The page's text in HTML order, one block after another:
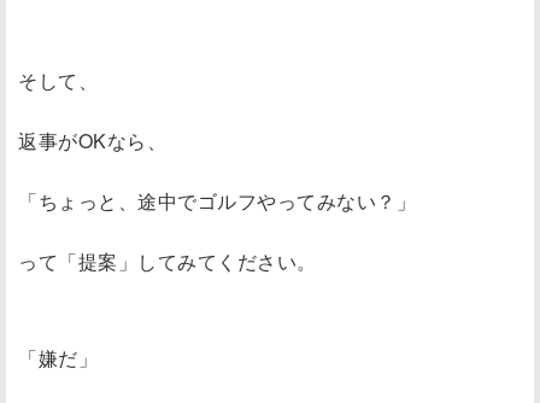
そして、
返事がOKなら、
「ちょっと、途中でゴルフやってみない？」
って「提案」してみてください。
「嫌だ」